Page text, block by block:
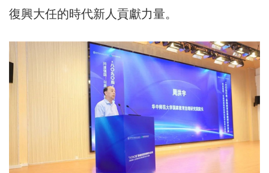
復興大任的時代新人貢獻力量。